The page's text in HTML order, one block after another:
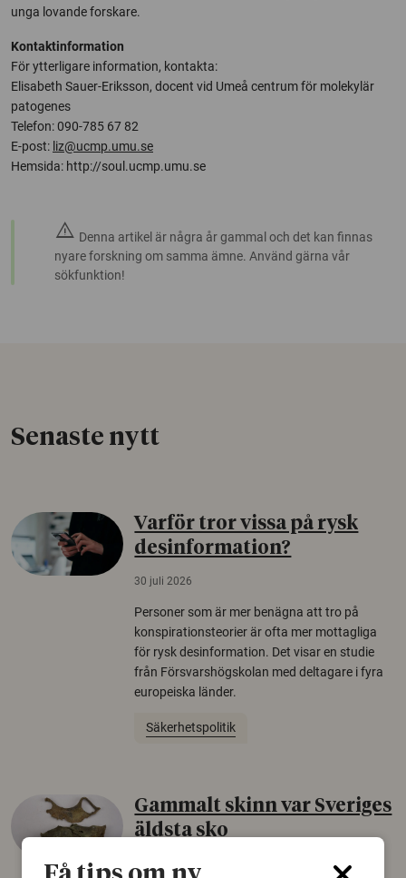
unga lovande forskare.
Kontaktinformation
För ytterligare information, kontakta:
Elisabeth Sauer-Eriksson, docent vid Umeå centrum för molekylär
patogenes
Telefon: 090-785 67 82
E-post: liz@ucmp.umu.se
Hemsida: http://soul.ucmp.umu.se
warning Denna artikel är några år gammal och det kan finnas
nyare forskning om samma ämne. Använd gärna vår
sökfunktion!
Senaste nytt
Varför tror vissa på rysk
desinformation?
30 juli 2026
Personer som är mer benägna att tro på
konspirationsteorier är ofta mer mottagliga
för rysk desinformation. Det visar en studie
från Försvarshögskolan med deltagare i fyra
europeiska länder.
Säkerhetspolitik
Gammalt skinn var Sveriges
äldsta sko